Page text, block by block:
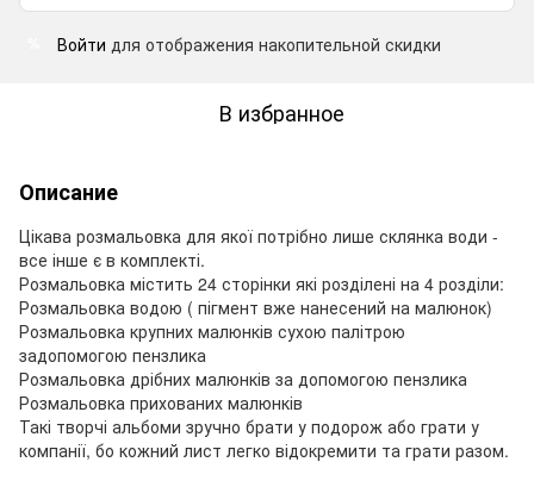
Войти для отображения накопительной скидки
В избранное
Описание
Цікава розмальовка для якої потрібно лише склянка води -
все інше є в комплекті.
Розмальовка містить 24 сторінки які розділені на 4 розділи:
Розмальовка водою ( пігмент вже нанесений на малюнок)
Розмальовка крупних малюнків сухою палітрою
задопомогою пензлика
Розмальовка дрібних малюнків за допомогою пензлика
Розмальовка прихованих малюнків
Такі творчі альбоми зручно брати у подорож або грати у
компанії, бо кожний лист легко відокремити та грати разом.